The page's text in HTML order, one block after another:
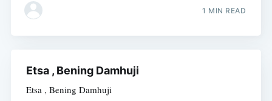
1 MIN READ
Etsa , Bening Damhuji
Etsa , Bening Damhuji